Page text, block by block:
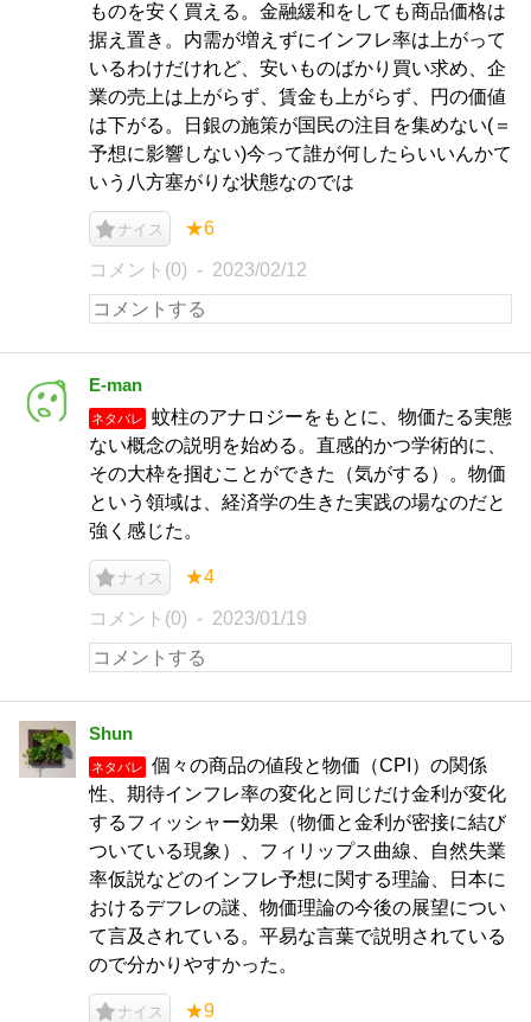
ものを安く買える。金融緩和をしても商品価格は
据え置き。内需が増えずにインフレ率は上がって
いるわけだけれど、安いものばかり買い求め、企
業の売上は上がらず、賃金も上がらず、円の価値
は下がる。日銀の施策が国民の注目を集めない(＝
予想に影響しない)今って誰が何したらいいんかて
いう八方塞がりな状態なのでは
ナイス ★6
コメント(0) 2023/02/12
E-man
ネタバレ
蚊柱のアナロジーをもとに、物価たる実態
ない概念の説明を始める。直感的かつ学術的に、
その大枠を掴むことができた（気がする）。物価
という領域は、経済学の生きた実践の場なのだと
強く感じた。
ナイス ★4
コメント(0) 2023/01/19
Shun
ネタバレ
個々の商品の値段と物価（CPI）の関係
性、期待インフレ率の変化と同じだけ金利が変化
するフィッシャー効果（物価と金利が密接に結び
ついている現象）、フィリップス曲線、自然失業
率仮説などのインフレ予想に関する理論、日本に
おけるデフレの謎、物価理論の今後の展望につい
て言及されている。平易な言葉で説明されている
ので分かりやすかった。
ナイス ★9